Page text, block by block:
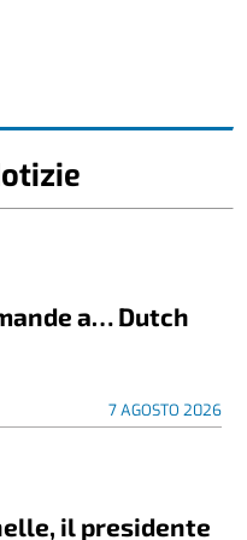
a… Dutch
7 AGOSTO 2026
il presidente